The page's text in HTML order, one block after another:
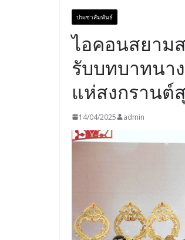
ประชาสัมพันธ์
ไอคอนสยาม
รับบทบาทนา
แห่สงกรานต์
14/04/2025 admin